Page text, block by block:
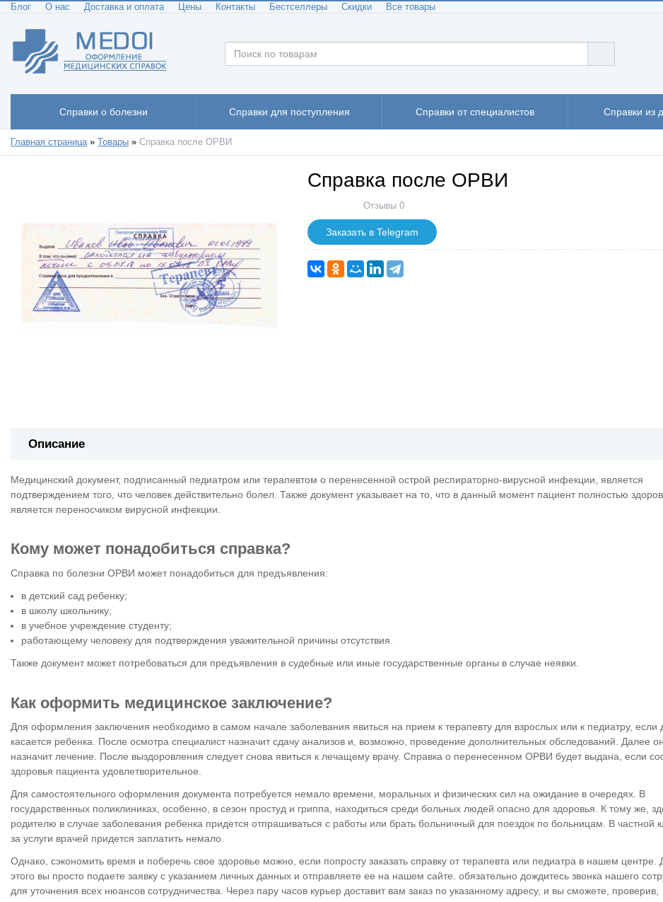
Блог О нас Доставка и оплата Цены Контакты Бестселлеры Скидки Все товары
Справки о болезни Справки для поступления Справки от специалистов Справки из
Главная страница» Товары » Справка после ОРВИ
Справка после ОРВИ
Отзывы 0
Заказать в Telegram
Описание
Медицинский документ, подписанный педиатром или терапевтом о перенесенной острой респираторно-вирусной инфекции, является
подтверждением того, что человек действительно болел. Также документ указывает на то, что в данный момент пациент полностью
является переносчиком вирусной инфекции.
Кому может понадобиться справка?
Справка по болезни ОРВИ может понадобиться для предъявления:
в детский сад ребенку;
в школу школьнику;
в учебное учреждение студенту;
работающему человеку для подтверждения уважительной причины отсутствия.
Также документ может потребоваться для предъявления в судебные или иные государственные органы в случае неявки.
Как оформить медицинское заключение?
Для оформления заключения необходимо в самом начале заболевания явиться на прием к терапевту для взрослых или к педиатру, если
касается ребенка. После осмотра специалист назначит сдачу анализов и, возможно, проведение дополнительных обследований. Далее он
назначит лечение. После выздоровления следует снова явиться к лечащему врачу. Справка о перенесенном ОРВИ будет выдана, если
здоровья пациента удовлетворительное.
Для самостоятельного оформления документа потребуется немало времени, моральных и физических сил на ожидание в очередях. В
государственных поликлиниках, особенно, в сезон простуд и гриппа, находиться среди больных людей опасно для здоровья. К тому же,
родителю в случае заболевания ребенка придется отпрашиваться с работы или брать больничный для поездок по больницам. В частной
за услуги врачей придется заплатить немало.
Однако, сэкономить время и поберечь свое здоровье можно, если попросту заказать справку от терапевта или педиатра в нашем центре.
этого вы просто подаете заявку с указанием личных данных и отправляете ее на нашем сайте. обязательно дождитесь звонка нашего
для уточнения всех нюансов сотрудничества. Через пару часов курьер доставит вам заказ по указанному адресу, и вы сможете, проверив,